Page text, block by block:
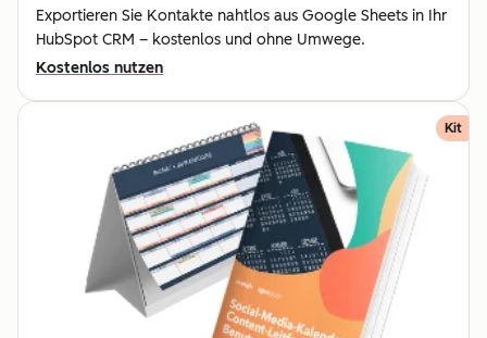
Exportieren Sie Kontakte nahtlos aus Google Sheets in Ihr
HubSpot CRM – kostenlos und ohne Umwege.
Kostenlos nutzen
Kit